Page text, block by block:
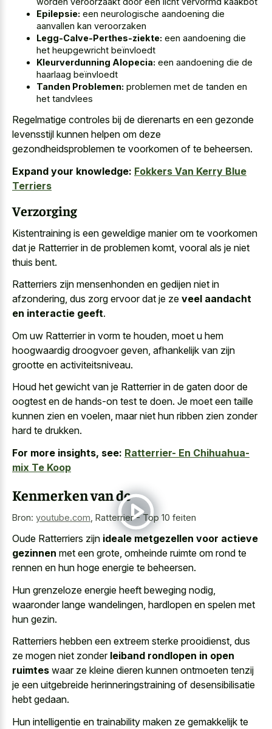
Epilepsie: een neurologische aandoening die
aanvallen kan veroorzaken
Legg-Calve-Perthes-ziekte: een aandoening die
het heupgewricht beïnvloedt
Kleurverdunning Alopecia: een aandoening die de
haarlaag beïnvloedt
Tanden Problemen: problemen met de tanden en
het tandvlees
Regelmatige controles bij de dierenarts en een gezonde
levensstijl kunnen helpen om deze
gezondheidsproblemen te voorkomen of te beheersen.
Expand your knowledge: Fokkers Van Kerry Blue
Terriers
Verzorging
Kistentraining is een geweldige manier om te voorkomen
dat je Ratterrier in de problemen komt, vooral als je niet
thuis bent.
Ratterriers zijn mensenhonden en gedijen niet in
afzondering, dus zorg ervoor dat je ze veel aandacht
en interactie geeft.
Om uw Ratterrier in vorm te houden, moet u hem
hoogwaardig droogvoer geven, afhankelijk van zijn
grootte en activiteitsniveau.
Houd het gewicht van je Ratterrier in de gaten door de
oogtest en de hands-on test te doen. Je moet een taille
kunnen zien en voelen, maar niet hun ribben zien zonder
hard te drukken.
For more insights, see: Ratterrier- En Chihuahua-
mix Te Koop
Kenmerken van de
Bron: youtube.com Ratterrier - Top 10 feiten
Oude Ratterriers zijn ideale metgezellen voor actieve
gezinnen met een grote, omheinde ruimte om rond te
rennen en hun hoge energie te beheersen.
Hun grenzeloze energie heeft beweging nodig,
waaronder lange wandelingen, hardlopen en spelen met
hun gezin.
Ratterriers hebben een extreem sterke prooidienst, dus
ze mogen niet zonder leiband rondlopen in open
ruimtes waar ze kleine dieren kunnen ontmoeten tenzij
je een uitgebreide herinneringstraining of desensibilisatie
hebt gedaan.
Hun intelligentie en trainability maken ze gemakkelijk te